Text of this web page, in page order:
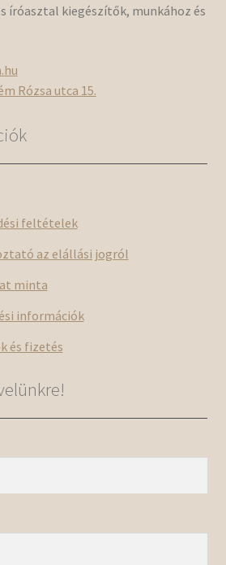
íróasztal kiegészítők, munkához és
Rózsa utca 15.
feltételek
az elállási jogról
minta
információk
és fizetés